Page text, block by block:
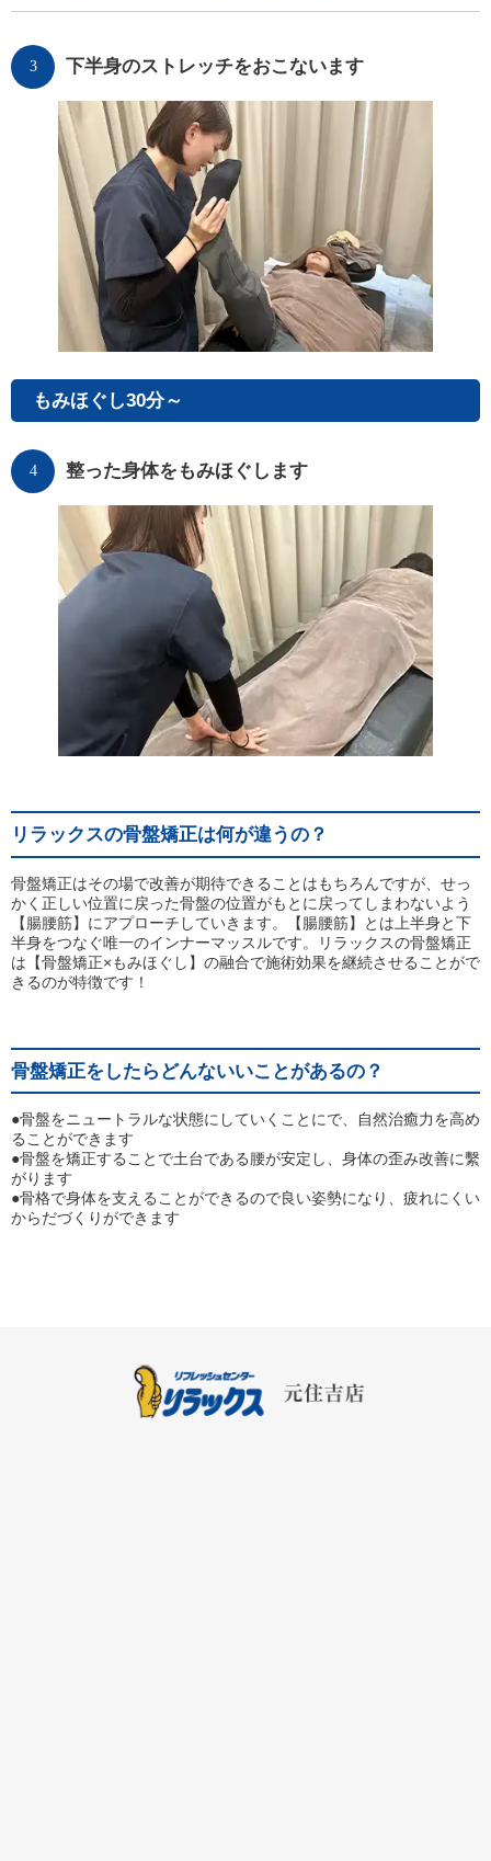
3 下半身のストレッチをおこないます
もみほぐし30分～
4 整った身体をもみほぐします
リラックスの骨盤矯正は何が違うの？
骨盤矯正はその場で改善が期待できることはもちろんですが、せっ
かく正しい位置に戻った骨盤の位置がもとに戻ってしまわないよう
【腸腰筋】にアプローチしていきます。【腸腰筋】とは上半身と下
半身をつなぐ唯一のインナーマッスルです。リラックスの骨盤矯正
は【骨盤矯正×もみほぐし】の融合で施術効果を継続させることがで
きるのが特徴です！
骨盤矯正をしたらどんないいことがあるの？
●骨盤をニュートラルな状態にしていくことにで、自然治癒力を高め
ることができます
●骨盤を矯正することで土台である腰が安定し、身体の歪み改善に繫
がります
●骨格で身体を支えることができるので良い姿勢になり、疲れにくい
からだづくりができます